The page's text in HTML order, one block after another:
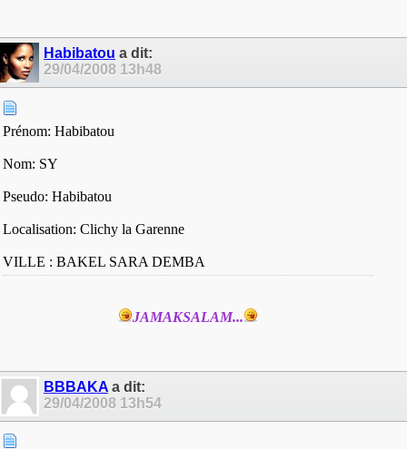
Habibatou a dit:
29/04/2008 13h48
Prénom: Habibatou
Nom: SY
Pseudo: Habibatou
Localisation: Clichy la Garenne
VILLE : BAKEL SARA DEMBA
JAMAKSALAM...
BBBAKA a dit:
29/04/2008 13h54